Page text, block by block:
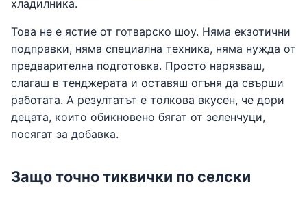
хладилника.
Това не е ястие от готварско шоу. Няма екзотични
подправки, няма специална техника, няма нужда от
предварителна подготовка. Просто нарязваш,
слагаш в тенджерата и оставяш огъня да свърши
работата. А резултатът е толкова вкусен, че дори
децата, които обикновено бягат от зеленчуци,
посягат за добавка.
Защо точно тиквички по селски